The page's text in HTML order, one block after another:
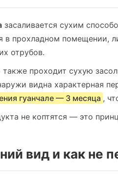
засаливается сухим
в прохладном помещении,
отрубов.
также проходит сухую
видна характерная
гуанчале — 3 месяца ,
не коптятся — это
вид и как не